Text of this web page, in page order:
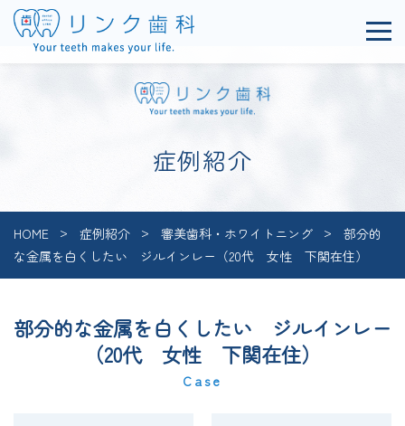
症例紹介
HOME 症例紹介 審美歯科・ホワイトニング
部分的
な金属を白くしたい ジルインレー（20代 女性 下関在住）
部分的な金属を白くしたい ジルインレー
（20代 女性 下関在住）
Case